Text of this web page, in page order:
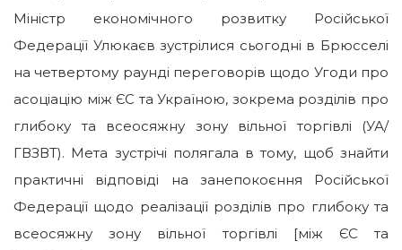
Міністр економічного розвитку Російської
Федерації Улюкаєв зустрілися сьогодні в Брюсселі
на четвертому раунді переговорів щодо Угоди про
асоціацію між ЄС та Україною, зокрема розділів про
глибоку та всеосяжну зону вільної торгівлі (УА/
ГВЗВТ). Мета зустрічі полягала в тому, щоб знайти
практичні відповіді на занепокоєння Російської
Федерації щодо реалізації розділів про глибоку та
всеосяжну зону вільної торгівлі [між ЄС та